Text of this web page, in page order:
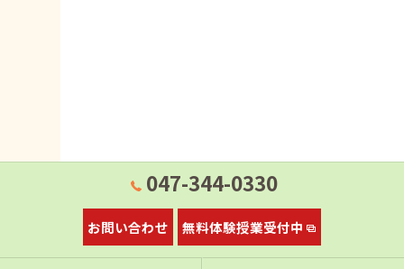
047-344-0330
お問い合わせ 無料体験授業受付中